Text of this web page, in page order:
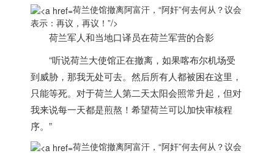
荷兰使馆撤离阿富汗，“阿奸”何去何从？议会
表示：再议，再议！”/>
荷兰军人和当地口译员在荷兰军营的合影
“听说荷兰大使馆正在撤离，如果喀布尔机场受
到威胁，那我无处可去。然后所有人都被困在这里，
只能等死。对于荷兰人第二天太阳会照常升起，但对
我来说每一天都是煎熬！希望荷兰可以加快审核程
序。”
荷兰使馆撤离阿富汗，“阿奸”何去何从？议会